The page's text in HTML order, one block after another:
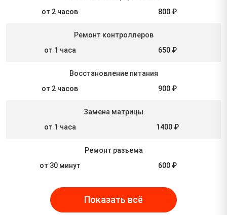
от 2 часов
800 ₽
Ремонт контроллеров
от 1 часа
650 ₽
Восстановление питания
от 2 часов
900 ₽
Замена матрицы
от 1 часа
1400 ₽
Ремонт разъема
от 30 минут
600 ₽
Показать всё